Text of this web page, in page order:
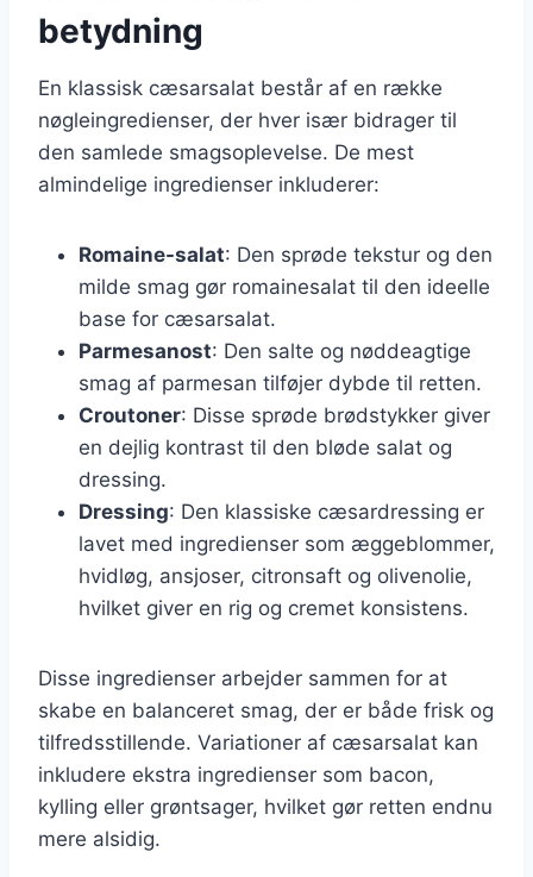
betydning
En klassisk cæsarsalat består af en række
nøgleingredienser, der hver især bidrager til
den samlede smagsoplevelse. De mest
almindelige ingredienser inkluderer:
Romaine-salat: Den sprøde tekstur og den
milde smag gør romainesalat til den ideelle
base for cæsarsalat.
Parmesanost: Den salte og nøddeagtige
smag af parmesan tilføjer dybde til retten.
Croutoner: Disse sprøde brødstykker giver
en dejlig kontrast til den bløde salat og
dressing.
Dressing: Den klassiske cæsardressing er
lavet med ingredienser som æggeblommer,
hvidløg, ansjoser, citronsaft og olivenolie,
hvilket giver en rig og cremet konsistens.
Disse ingredienser arbejder sammen for at
skabe en balanceret smag, der er både frisk og
tilfredsstillende. Variationer af cæsarsalat kan
inkludere ekstra ingredienser som bacon,
kylling eller grøntsager, hvilket gør retten endnu
mere alsidig.